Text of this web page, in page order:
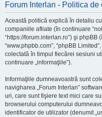
Forum Interlan - Politica
Această politică explică în detaliu
companiile afliate (în continuare
“https://forum.interlan.ro”) şi phpBB
“www.phpbb.com”, “phpBB
colectată în timpul fiecărei sesiuni
continuare „informaţiile”).
Informaţiile dumneavoastră sunt
navigharea „Forum Interlan”
uri, care sunt fişiere text mici care
browserului computerului
identificator de utilizator (denumit